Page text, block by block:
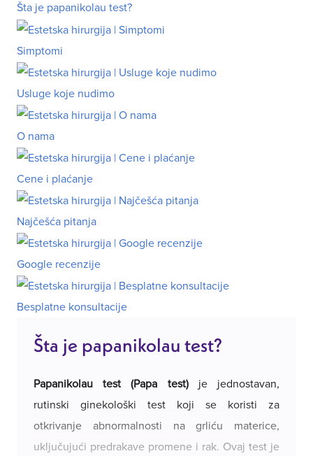
Šta je papanikolau test?
Simptomi
Usluge koje nudimo
O nama
Cene i plaćanje
Najčešća pitanja
Google recenzije
Besplatne konsultacije
Šta je papanikolau test?
Papanikolau test (Papa test)je jednostavan,
rutinski ginekološki test koji se koristi za
otkrivanje abnormalnosti na grliću materice,
uključujući predrakave promene i rak. Ovaj test je